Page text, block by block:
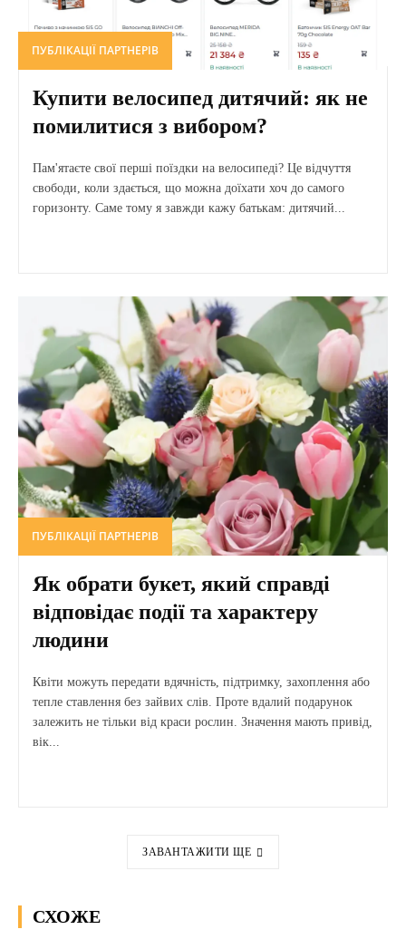
ПУБЛІКАЦІЇ ПАРТНЕРІВ
Купити велосипед дитячий: як не
помилитися з вибором?
Пам'ятаєте свої перші поїздки на велосипеді? Це відчуття
свободи, коли здається, що можна доїхати хоч до самого
горизонту. Саме тому я завжди кажу батькам: дитячий...
ПУБЛІКАЦІЇ ПАРТНЕРІВ
Як обрати букет, який справді
відповідає події та характеру
людини
Квіти можуть передати вдячність, підтримку, захоплення або
тепле ставлення без зайвих слів. Проте вдалий подарунок
залежить не тільки від краси рослин. Значення мають привід,
вік...
ЗАВАНТАЖИТИ ЩЕ
СХОЖЕ